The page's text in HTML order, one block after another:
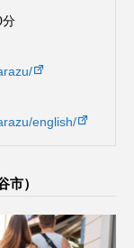
分
english/
市）